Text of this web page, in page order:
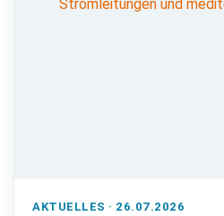
AKTUELLES · 26.07.2026